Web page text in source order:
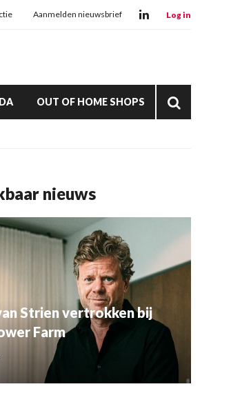
Aanmelden nieuwsbrief Log in
OUT OF HOME SHOPS
nieuws
Strien vertrokken bij
Farm